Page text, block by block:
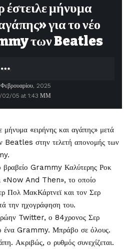
έστειλε μήνυμα
για το νέο
των Beatles
02/05 at 1:43 ΜΜ
2025
μήνυμα «ειρήνης και αγάπης» μετά
Beatles στην τελετή απονομής των
.
βραβείο Grammy Καλύτερης Ροκ
«Now And Then», το οποίο
Πολ ΜακΚάρτνεϊ και τον Σερ
την ηχογράφηση του.
Twitter, ο 84χρονος Σερ
ένα Grammy. Μπράβο σε όλους.
Ακριβώς, ο ρυθμός συνεχίζεται.